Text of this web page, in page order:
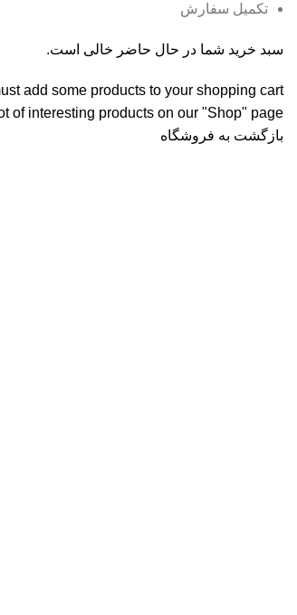
تکمیل سفارش
سبد خرید شما در حال حاضر خالی است.
add some products to your shopping cart.
of interesting products on our "Shop" page.
بازگشت به فروشگاه